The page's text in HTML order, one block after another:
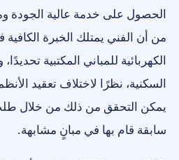
الحصول على خدمة عالية الجودة
من أن الفني يمتلك الخبرة الكافية
الكهربائية للمباني المكتبية
السكنية، نظرًا لاختلاف تعقيد
يمكن التحقق من ذلك من خلال
سابقة قام بها في مبانٍ مشابهة.